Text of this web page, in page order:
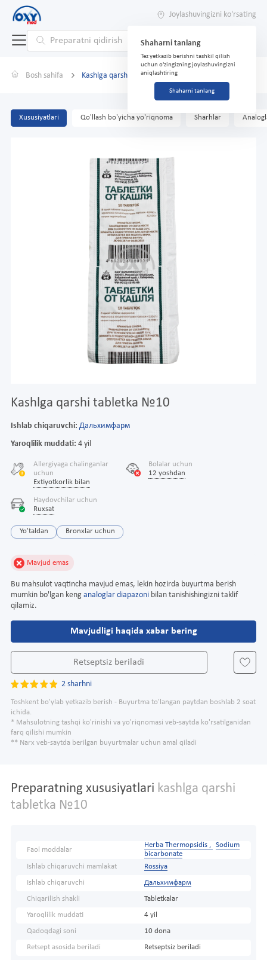
Joylashuvingizni ko'rsating
Shaharni tanlang
Tez yetkazib berishni tashkil qilish
uchun o'zingizning joylashuvingizni
aniqlashtiring
Shaharni tanlang
Bosh sahifa Kashlga qarshi tabletka №10
Xususiyatlari Qo'llash bo'yicha yo'riqnoma Sharhlar
Kashlga qarshi tabletka №10
Ishlab chiqaruvchi: Дальхимфарм
Yaroqlilik muddati: 4 yil
Allergiyaga chalinganlar
uchun
Extiyotkorlik bilan
Bolalar uchun
12 yoshdan
Haydovchilar uchun
Ruxsat
Yo'taldan Bronxlar uchun
Mavjud emas
Bu mahsulot vaqtincha mavjud emas, lekin hozirda buyurtma berish
mumkin bo'lgan keng analoglar diapazoni bilan tanishishingizni taklif
qilamiz.
Mavjudligi haqida xabar bering
Retseptsiz beriladi
2 sharhni
Toshkent bo'ylab yetkazib berish - Buyurtma to'langan paytdan boshlab 2 soat
ichida.
* Mahsulotning tashqi ko'rinishi va yo'riqnomasi veb-saytda ko'rsatilganidan
farq qilishi mumkin
** Narx veb-saytda berilgan buyurtmalar uchun amal qiladi
Preparatning xususiyatlari kashlga qarshi
tabletka №10
Faol moddalar
Herba Thermopsidis ,
Sodium
bicarbonate
Ishlab chiqaruvchi mamlakat
Rossiya
Ishlab chiqaruvchi Дальхимфарм
Chiqarilish shakli Tabletkalar
Yaroqlilik muddati 4 yil
Qadoqdagi soni 10 dona
Retsept asosida beriladi Retseptsiz beriladi